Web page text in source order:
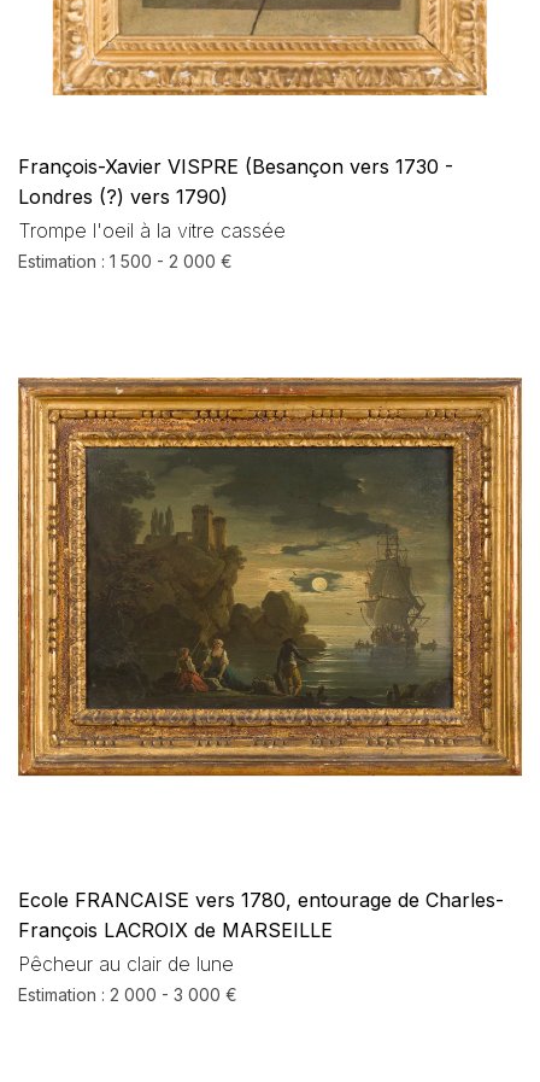
François-Xavier VISPRE (Besançon vers 1730 -
Londres (?) vers 1790)
Trompe l'oeil à la vitre cassée
Estimation : 1 500 - 2 000 €
Ecole FRANCAISE vers 1780, entourage de Charles-
François LACROIX de MARSEILLE
Pêcheur au clair de lune
Estimation : 2 000 - 3 000 €